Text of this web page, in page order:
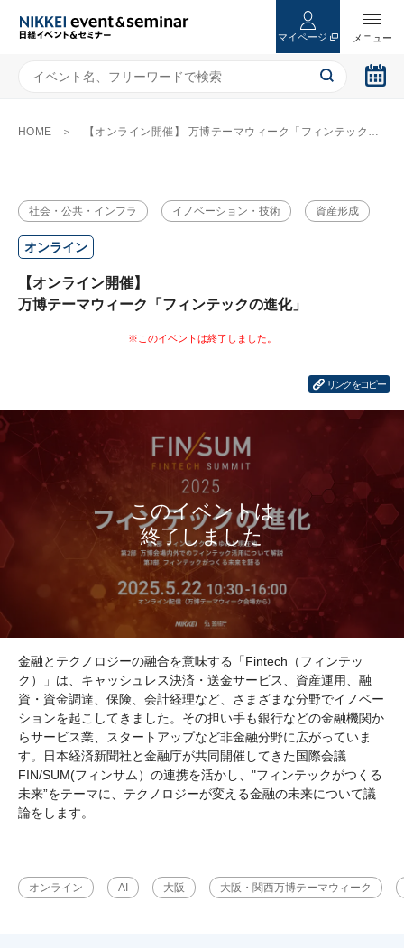
マイページ
HOME 【オンライン開催】 万博テーマウィーク「フィンテックの進化」
社会・公共・インフラ イノベーション・技術 資産形成
オンライン
【オンライン開催】
万博テーマウィーク「フィンテックの進化」
リンクをコピー
金融とテクノロジーの融合を意味する「Fintech（フィンテッ
ク）」は、キャッシュレス決済・送金サービス、資産運用、融
資・資金調達、保険、会計経理など、さまざまな分野でイノベー
ションを起こしてきました。その担い手も銀行などの金融機関か
らサービス業、スタートアップなど非金融分野に広がっていま
す。日本経済新聞社と金融庁が共同開催してきた国際会議
FIN/SUM(フィンサム）の連携を活かし、"フィンテックがつくる
未来”をテーマに、テクノロジーが変える金融の未来について議
論をします。
オンライン AI 大阪 大阪・関西万博テーマウィーク